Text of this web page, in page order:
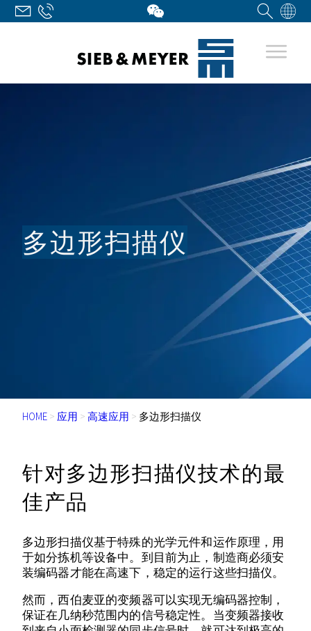
多边形扫描仪
HOME > 应用 > 高速应用 > 多边形扫描仪
针对多边形扫描仪技术的最
佳产品
多边形扫描仪基于特殊的光学元件和运作原理，用
于如分拣机等设备中。到目前为止，制造商必须安
装编码器才能在高速下，稳定的运行这些扫描仪。
然而，西伯麦亚的变频器可以实现无编码器控制，
保证在几纳秒范围内的信号稳定性。当变频器接收